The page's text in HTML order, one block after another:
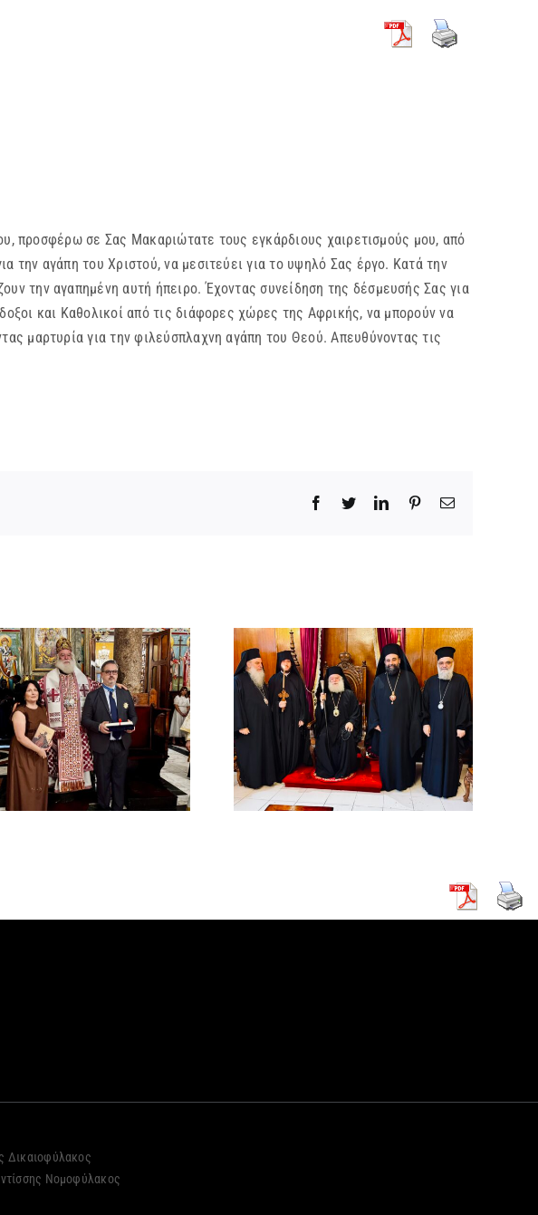
σε Σας Μακαριώτατε τους εγκάρδιους χαιρετισμούς μου, από
αγάπη του Χριστού, να μεσιτεύει για το υψηλό Σας έργο. Κατά την
την αγαπημένη αυτή ήπειρο. Έχοντας συνείδηση της δέσμευσής Σας για
και Καθολικοί από τις διάφορες χώρες της Αφρικής, να μπορούν να
μαρτυρία για την φιλεύσπλαχνη αγάπη του Θεού. Απευθύνοντας τις
Facebook
TwitterLinkedInPinterestEmail
Νέος Μοναχός στο
Πατριαρχείο
Αλεξανδρείας
Δικαιοφύλακος
Νομοφύλακος